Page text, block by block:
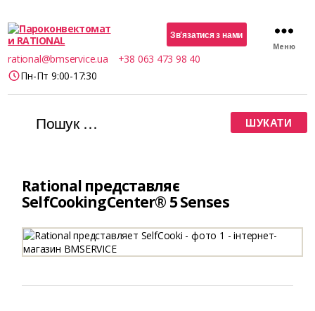
Пароконвектомати
RATIONAL
Зв’язатися з нами
rational@bmservice.ua
+38 063 473 98 40
Пн-Пт 9:00-17:30
Меню
Шукати:
Rational представляє
SelfCookingCenter® 5 Senses